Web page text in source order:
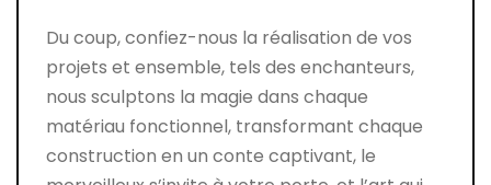
Du coup, confiez-nous la réalisation de vos
projets et ensemble, tels des enchanteurs,
nous sculptons la magie dans chaque
matériau fonctionnel, transformant chaque
construction en un conte captivant, le